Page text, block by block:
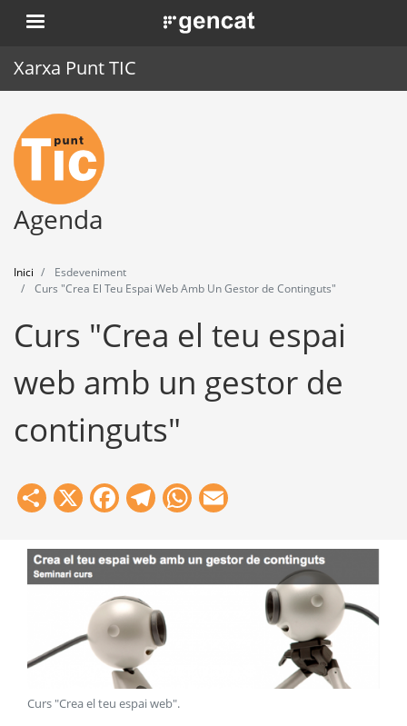
Vés
al
. Obre en una nova finestra.
Xarxa Punt TIC
Inici
Punt TIC
Actualitat
Formació
Eines
Agenda
Inici
Esdeveniment
Curs "Crea El Teu Espai Web Amb Un Gestor de Continguts"
Curs "Crea el teu espai
web amb un gestor de
continguts"
Share
X Facebook
Telegram
WhatsApp
Curs "Crea el teu espai web".